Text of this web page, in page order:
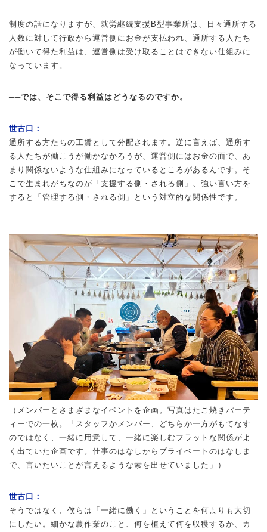
制度の話になりますが、就労継続支援B型事業所は、日々通所する
人数に対して行政から運営側にお金が支払われ、通所する人たち
が働いて得た利益は、運営側は受け取ることはできない仕組みに
なっています。
──では、そこで得る利益はどうなるのですか。
世古口：
通所する方たちの工賃として分配されます。逆に言えば、通所す
る人たちが働こうが働かなかろうが、運営側にはお金の面で、あ
まり関係ないような仕組みになっているところがあるんです。そ
こで生まれがちなのが「支援する側・される側」、強い言い方を
すると「管理する側・される側」という対立的な関係性です。
（メンバーとさまざまなイベントを企画。写真はたこ焼きパーテ
ィーでの一枚。「スタッフかメンバー、どちらか一方がもてなす
のではなく、一緒に用意して、一緒に楽しむフラットな関係がよ
く出ていた企画です。仕事のはなしからプライベートのはなしま
で、言いたいことが言えるような素を出せていました」）
世古口：
そうではなく、僕らは「一緒に働く」ということを何よりも大切
にしたい。細かな農作業のこと、何を植えて何を収穫するか、カ